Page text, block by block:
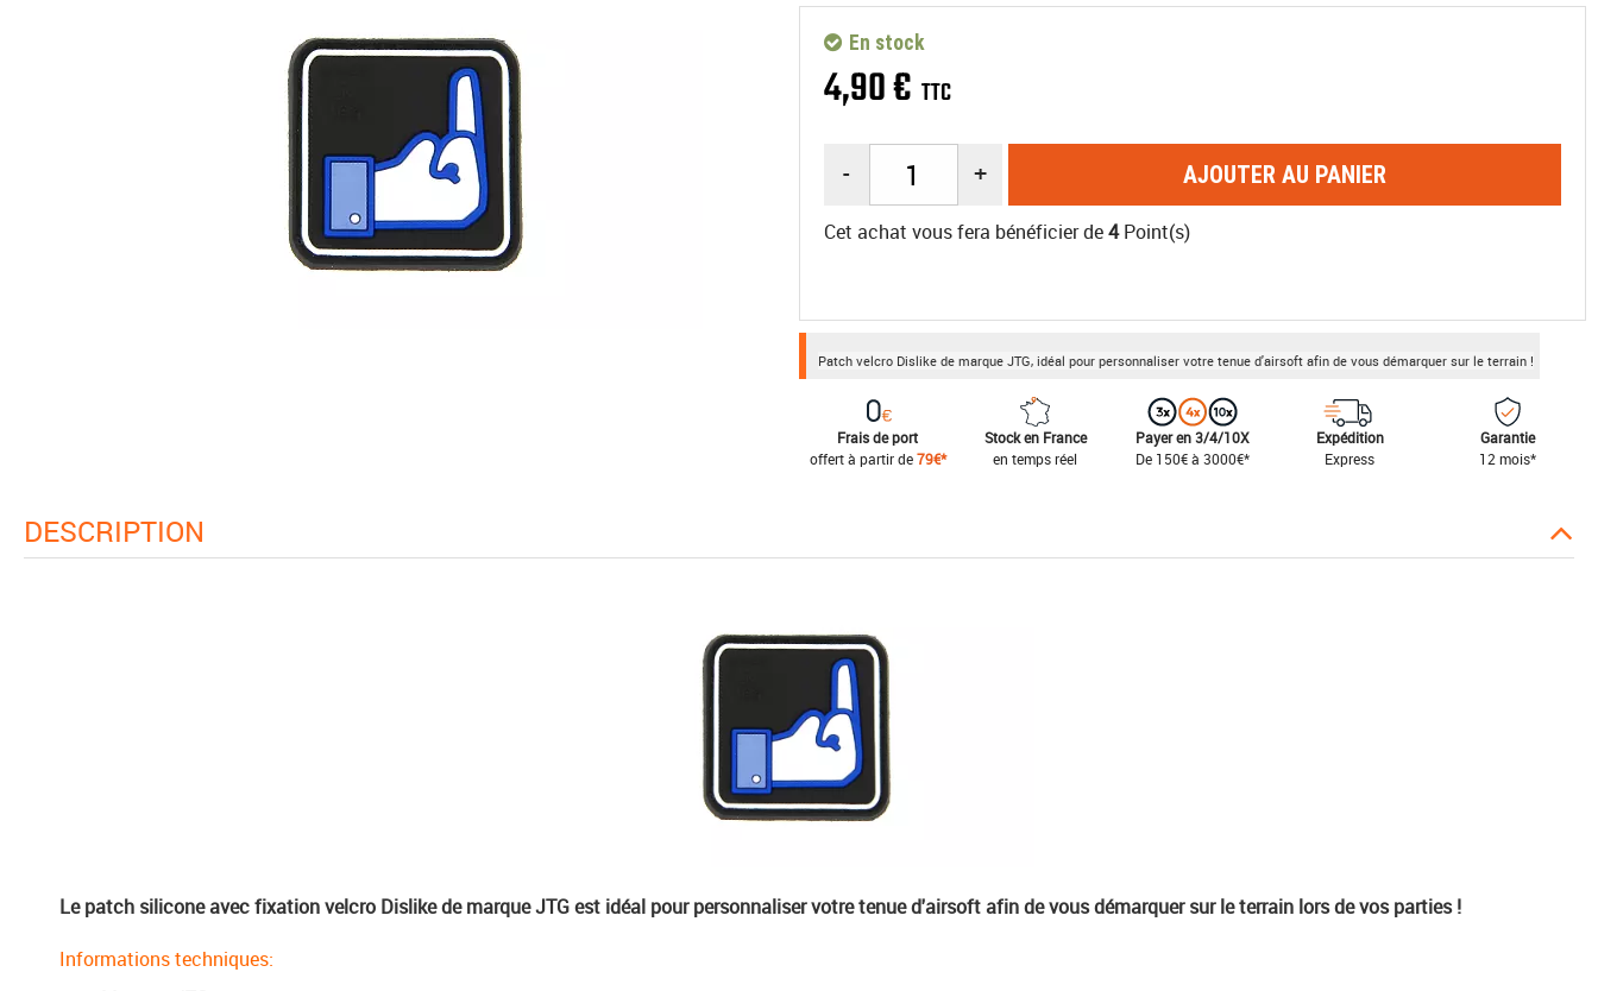
4,90€ TTC
En stock
- + AJOUTER AU PANIER
Cet achat vous fera bénéficier de4Point(s)
Patch velcro Dislike de marque JTG, idéal pour personnaliser votre tenue d'airsoft afin de vous démarquer sur le terrain !
Frais de port
offert à partir de79€*
Stock en France
en temps réel
Payer en 3/4/10X
De 150€ à 3000€*
Expédition
Express
Garantie
12 mois*
DESCRIPTION
Le patch silicone avec fixation velcro Dislike de marque JTG est idéal pour personnaliser votre tenue d'airsoft afin de vous démarquer sur le terrain lors de vos parties !
Informations techniques: